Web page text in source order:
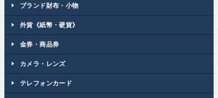
ブランド財布・小物
外貨《紙幣・硬貨》
金券・商品券
カメラ・レンズ
テレフォンカード